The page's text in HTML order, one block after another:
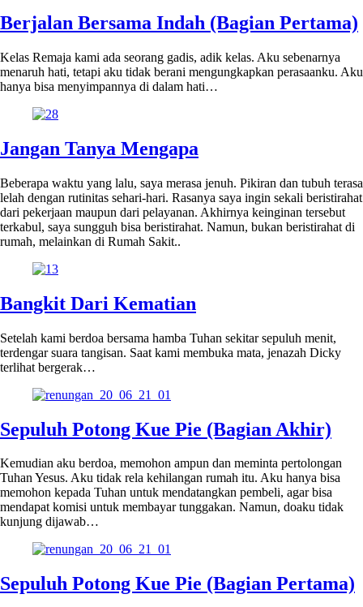
Berjalan Bersama Indah (Bagian Pertama)
Kelas Remaja kami ada seorang gadis, adik kelas. Aku sebenarnya
menaruh hati, tetapi aku tidak berani mengungkapkan perasaanku. Aku
hanya bisa menyimpannya di dalam hati…
Jangan Tanya Mengapa
Beberapa waktu yang lalu, saya merasa jenuh. Pikiran dan tubuh terasa
lelah dengan rutinitas sehari-hari. Rasanya saya ingin sekali beristirahat
dari pekerjaan maupun dari pelayanan. Akhirnya keinginan tersebut
terkabul, saya sungguh bisa beristirahat. Namun, bukan beristirahat di
rumah, melainkan di Rumah Sakit..
Bangkit Dari Kematian
Setelah kami berdoa bersama hamba Tuhan sekitar sepuluh menit,
terdengar suara tangisan. Saat kami membuka mata, jenazah Dicky
terlihat bergerak…
Sepuluh Potong Kue Pie (Bagian Akhir)
Kemudian aku berdoa, memohon ampun dan meminta pertolongan
Tuhan Yesus. Aku tidak rela kehilangan rumah itu. Aku hanya bisa
memohon kepada Tuhan untuk mendatangkan pembeli, agar bisa
mendapat komisi untuk membayar tunggakan. Namun, doaku tidak
kunjung dijawab…
Sepuluh Potong Kue Pie (Bagian Pertama)